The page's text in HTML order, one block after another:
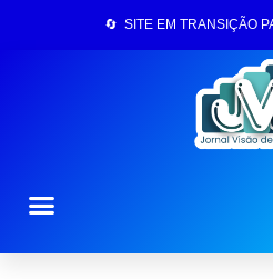
🔄 SITE EM TRANSIÇÃO